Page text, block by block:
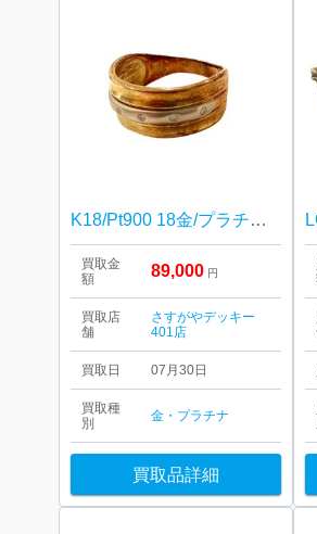
K18/Pt900 18金/プラチナ900 リング 指輪
買取金
額
89,000 円
買取店
舗
さすがやデッキー
401店
買取日 07月30日
買取種
別
金・プラチナ
買取品詳細